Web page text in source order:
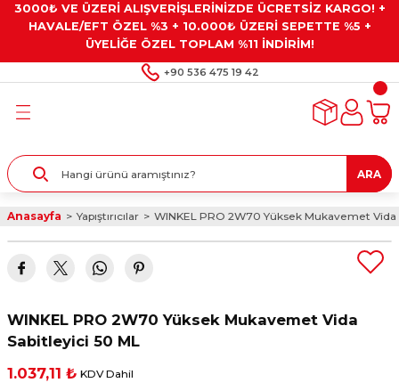
3000₺ VE ÜZERİ ALIŞVERİŞLERİNİZDE ÜCRETSİZ KARGO! +
HAVALE/EFT ÖZEL %3 + 10.000₺ ÜZERİ SEPETTE %5 +
ÜYELİĞE ÖZEL TOPLAM %11 İNDİRİM!
+90 536 475 19 42
Geri Dön
Geri Dön
Geri Dön
Gresler
Geri Dön
Alet Setleri
ve Multimetreler
Geri Dön
Taşları ve
ARA
Anasayfa Yapıştırıcılar WINKEL PRO 2W70 Yüksek Mukavemet Vida
WINKEL PRO 2W70 Yüksek Mukavemet Vida
Sabitleyici 50 ML
1.037,11 ₺ KDV Dahil